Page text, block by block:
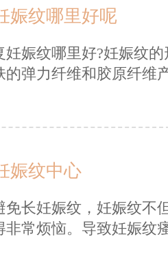
娠纹哪里好呢
纹哪里好?妊娠纹的
的弹力纤维和胶原纤维
娠纹中心
妊娠纹，妊娠纹不
非常烦恼。导致妊娠纹